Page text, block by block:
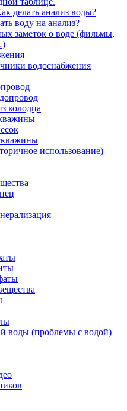
делать анализ воды?
воду на анализ?
заметок о воде (фильмы,
водоснабжения
колодца
использование)
воды (проблемы с водой)